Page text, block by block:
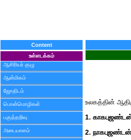
Content
உள்ளடக்கம்
ஆசிரியர் குழு
ஆன்மிகம்
ஜோதிடம்
பொன்மொழிகள்
பகுத்தறிவு
அடையாளம்
உலகத்தின்
1.
2. நாகபுஜண்டன்